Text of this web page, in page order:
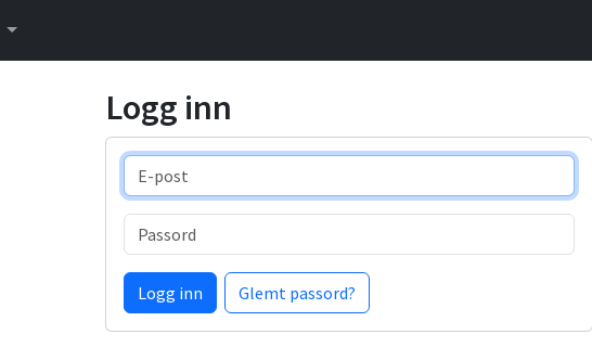
Logg inn
E-post
Passord
Logg inn Glemt passord?